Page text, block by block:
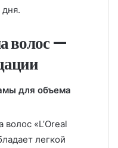
дня.
волос —
для объема
«L’Oreal
легкой